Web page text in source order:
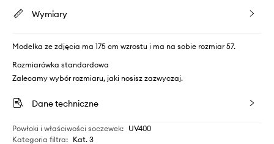
Wymiary
Modelka ze zdjęcia ma 175 cm wzrostu i ma na sobie rozmiar 57.
Rozmiarówka standardowa
Zalecamy wybór rozmiaru, jaki nosisz zazwyczaj.
Dane techniczne
Powłoki i właściwości soczewek: UV400
Kategoria filtra: Kat. 3